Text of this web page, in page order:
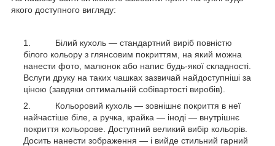
якого доступного вигляду:
Білий кухоль — стандартний виріб повністю
білого кольору з глянсовим покриттям, на який можна
нанести фото, малюнок або напис будь-якої складності.
Вслуги друку на таких чашках зазвичай найдоступніші за
ціною (завдяки оптимальній собівартості виробів).
Кольоровий кухоль — зовнішнє покриття в неї
найчастіше біле, а ручка, крайка — іноді — внутрішнє
покриття кольорове. Доступний великий вибір кольорів.
Досить нанести зображення — і вийде стильний гарний